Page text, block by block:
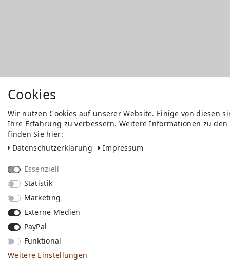
Cookies
Wir nutzen Cookies auf unserer Website. Einige von diesen
Ihre Erfahrung zu verbessern. Weitere Informationen zu
finden Sie hier:
Daten­schutz­erklärung
Impressum
Essenziell
Statistik
Marketing
Externe Medien
PayPal
Funktional
Weitere Einstellungen